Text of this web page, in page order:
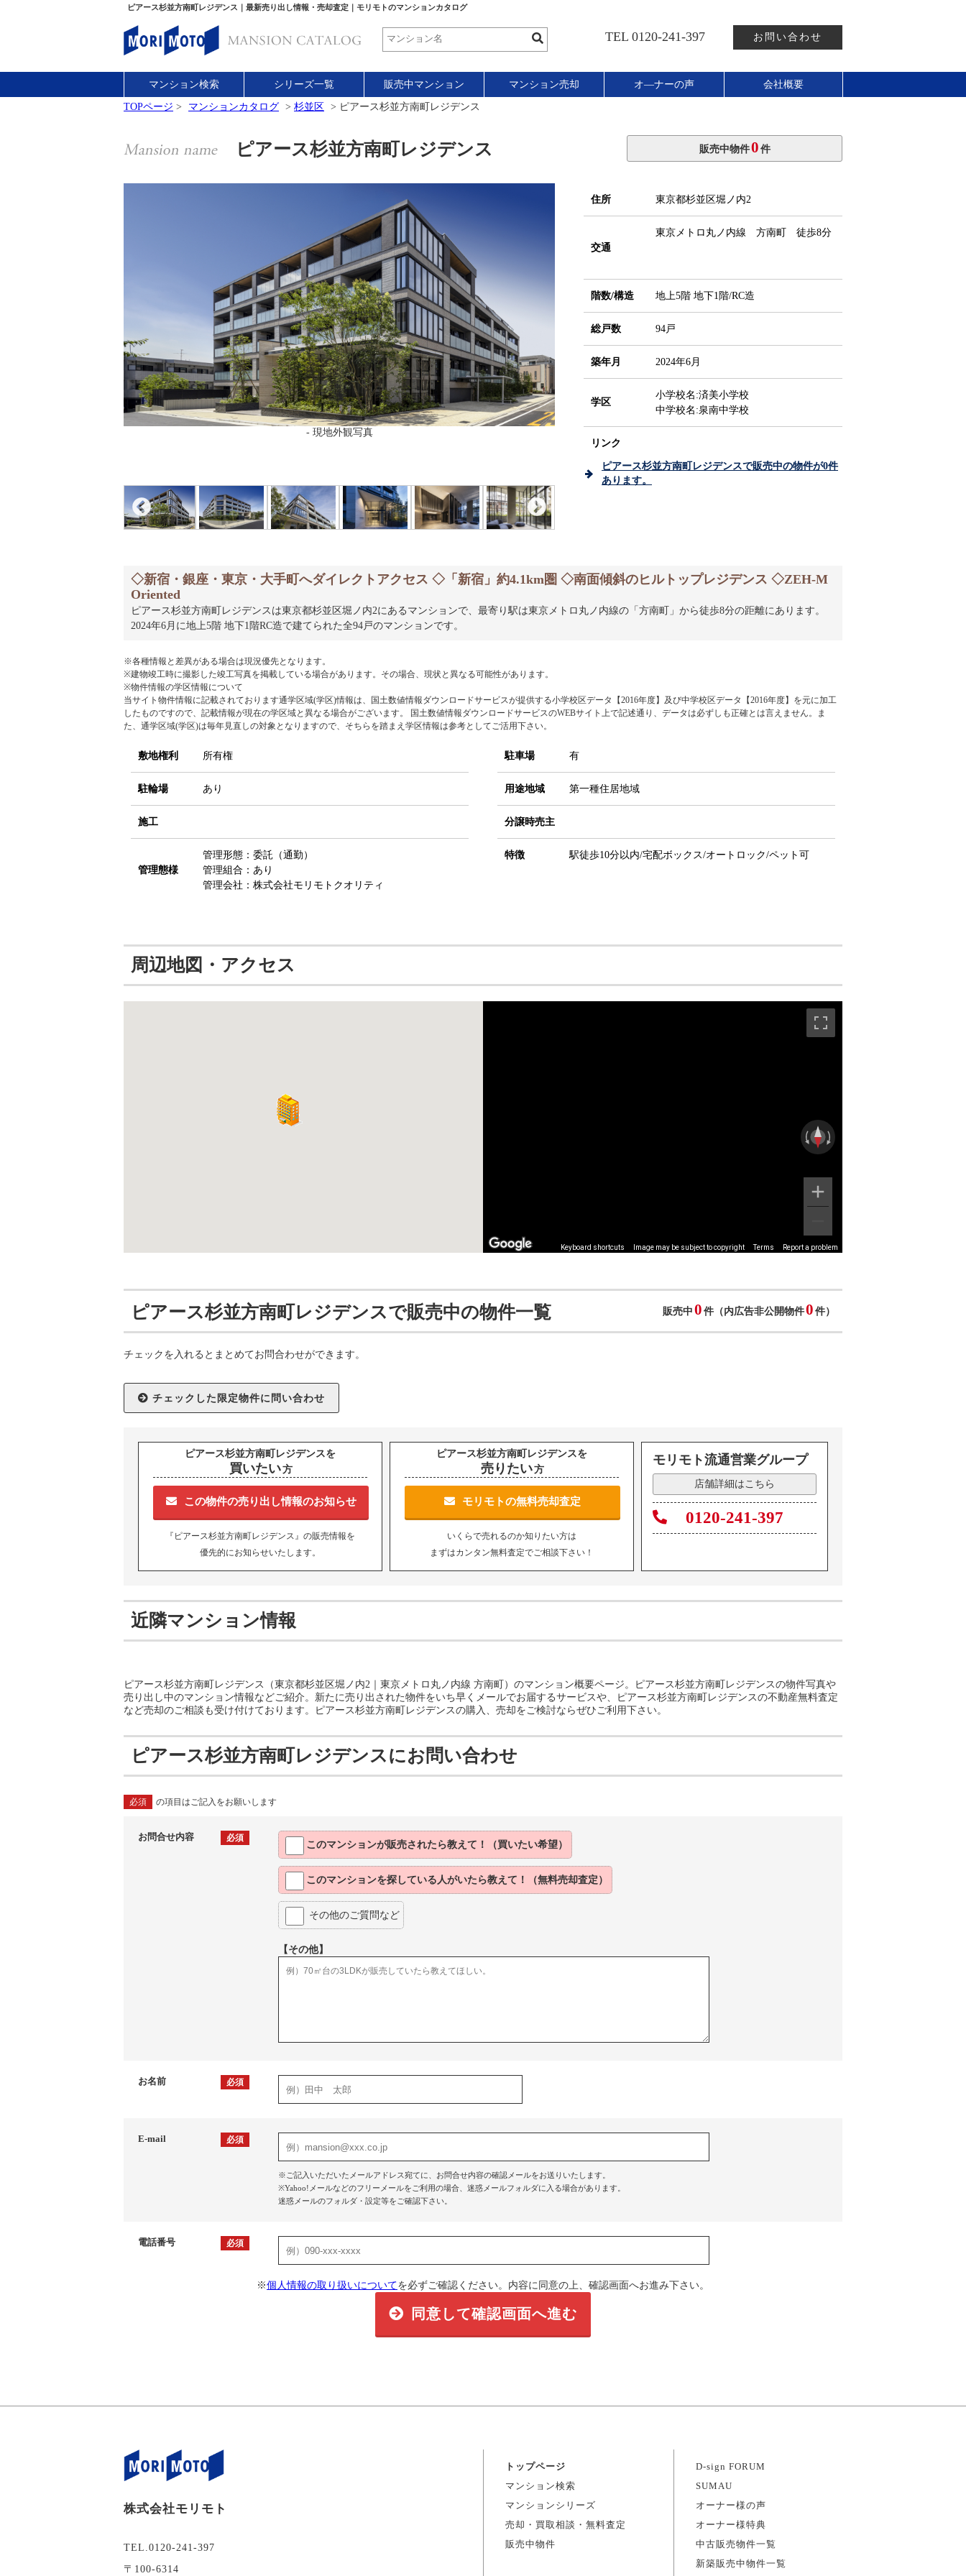
ピアース杉並方南町レジデンス｜最新売り出し情報・売却査定｜モリモトのマンションカタログ
TEL 0120-241-397 お問い合わせ
マンション検索 シリーズ一覧 販売中マンション マンション売却 オ―ナーの声 会社概要
TOPページ > マンションカタログ > 杉並区 > ピアース杉並方南町レジデンス
ピアース杉並方南町レジデンス 販売中物件0 件
- 現地外観写真
住所 東京都杉並区堀ノ内2
交通
東京メトロ丸ノ内線 方南町 徒歩8分
階数/構造 地上5階 地下1階/RC造
総戸数 94戸
築年月 2024年6月
学区
小学校名:済美小学校
中学校名:泉南中学校
リンク
ピアース杉並方南町レジデンスで販売中の物件が0件
あります。
◇新宿・銀座・東京・大手町へダイレクトアクセス ◇「新宿」約4.1km圏 ◇南面傾斜のヒルトップレジデンス ◇ZEH-M
Oriented
ピアース杉並方南町レジデンスは東京都杉並区堀ノ内2にあるマンションで、最寄り駅は東京メトロ丸ノ内線の「方南町」から徒歩8分の距離にあります。
2024年6月に地上5階 地下1階RC造で建てられた全94戸のマンションです。
※各種情報と差異がある場合は現況優先となります。
※建物竣工時に撮影した竣工写真を掲載している場合があります。その場合、現状と異なる可能性があります。
※物件情報の学区情報について
当サイト物件情報に記載されております通学区域(学区)情報は、国土数値情報ダウンロードサービスが提供する小学校区データ【2016年度】及び中学校区データ【2016年度】を元に加工
したものですので、記載情報が現在の学区域と異なる場合がございます。 国土数値情報ダウンロードサービスのWEBサイト上で記述通り、データは必ずしも正確とは言えません。ま
た、通学区域(学区)は毎年見直しの対象となりますので、そちらを踏まえ学区情報は参考としてご活用下さい。
敷地権利 所有権
駐輪場 あり
施工
管理態様
管理形態：委託（通勤）
管理組合：あり
管理会社：株式会社モリモトクオリティ
駐車場 有
用途地域 第一種住居地域
分譲時売主
特徴 駅徒歩10分以内/宅配ボックス/オートロック/ペット可
周辺地図・アクセス
Keyboard shortcuts Image may be subject to copyright Terms Report a problem
ピアース杉並方南町レジデンスで販売中の物件一覧 販売中 0 件（内広告非公開物件0 件）
チェックを入れるとまとめてお問合わせができます。
ピアース杉並方南町レジデンスを
買いたい方
この物件の売り出し情報のお知らせ
『ピアース杉並方南町レジデンス』の販売情報を
優先的にお知らせいたします。
ピアース杉並方南町レジデンスを
売りたい方
モリモトの無料売却査定
いくらで売れるのか知りたい方は
まずはカンタン無料査定でご相談下さい！
モリモト流通営業グループ
店舗詳細はこちら
0120-241-397
近隣マンション情報
ピアース杉並方南町レジデンス（東京都杉並区堀ノ内2｜東京メトロ丸ノ内線 方南町）のマンション概要ページ。ピアース杉並方南町レジデンスの物件写真や
売り出し中のマンション情報などご紹介。新たに売り出された物件をいち早くメールでお届するサービスや、ピアース杉並方南町レジデンスの不動産無料査定
など売却のご相談も受け付けております。ピアース杉並方南町レジデンスの購入、売却をご検討ならぜひご利用下さい。
ピアース杉並方南町レジデンスにお問い合わせ
必須 の項目はご記入をお願いします
お問合せ内容 必須
このマンションが販売されたら教えて！（買いたい希望）
このマンションを探している人がいたら教えて！（無料売却査定）
その他のご質問など
【その他】
お名前 必須
E-mail 必須
※ご記入いただいたメールアドレス宛てに、お問合せ内容の確認メールをお送りいたします。
※Yahoo!メールなどのフリーメールをご利用の場合、迷惑メールフォルダに入る場合があります。
迷惑メールのフォルダ・設定等をご確認下さい。
電話番号 必須
※個人情報の取り扱いについてを必ずご確認ください。内容に同意の上、確認画面へお進み下さい。
同意して確認画面へ進む
株式会社モリモト
TEL.0120-241-397
〒100-6314
トップページ
マンション検索
マンションシリーズ
売却・買取相談・無料査定
販売中物件
D-sign FORUM
SUMAU
オーナー様の声
オーナー様特典
中古販売物件一覧
新築販売中物件一覧